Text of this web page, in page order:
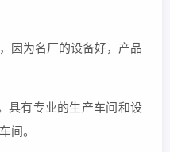
因为名厂的设备好，产品
具有专业的生产车间和设
间。